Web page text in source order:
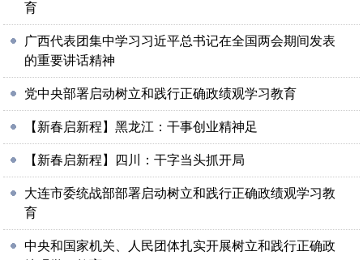
育
广西代表团集中学习习近平总书记在全国两会期间发表
的重要讲话精神
党中央部署启动树立和践行正确政绩观学习教育
【新春启新程】黑龙江：干事创业精神足
【新春启新程】四川：干字当头抓开局
大连市委统战部部署启动树立和践行正确政绩观学习教
育
中央和国家机关、人民团体扎实开展树立和践行正确政